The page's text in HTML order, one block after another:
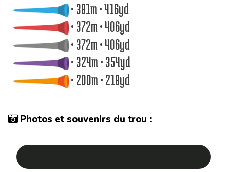
• 381m • 416yd
• 372m • 406yd
• 372m • 406yd
• 324m • 354yd
• 200m • 218yd
Photos et souvenirs du trou :